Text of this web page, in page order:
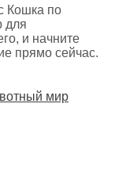
Кошка по
для
и начните
прямо сейчас.
мир